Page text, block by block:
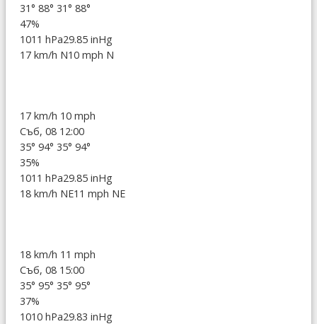
31° 88° 31° 88°
47%
1011 hPa29.85 inHg
17 km/h N10 mph N
17 km/h 10 mph
Съб, 08 12:00
35° 94° 35° 94°
35%
1011 hPa29.85 inHg
18 km/h NE11 mph NE
18 km/h 11 mph
Съб, 08 15:00
35° 95° 35° 95°
37%
1010 hPa29.83 inHg